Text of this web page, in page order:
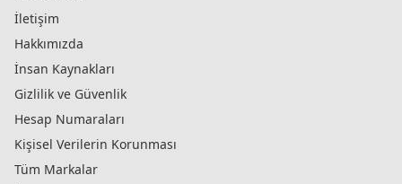
İletişim
Hakkımızda
İnsan Kaynakları
Gizlilik ve Güvenlik
Hesap Numaraları
Kişisel Verilerin Korunması
Tüm Markalar